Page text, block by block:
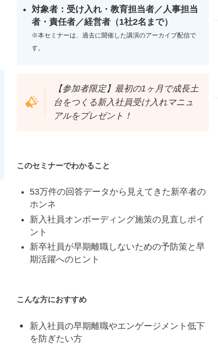
対象者： 受け入れ・教育担当者／人事担当
者・責任者／経営者（1社2名まで）
※本セミナーは、過去に開催した講演のアーカイブ配信で
す。
【参加者限定】最初の1ヶ月で成長土
台をつくる新入社員受け入れマニュ
アルをプレゼント！
このセミナーでわかること
53万件の回答データから見えてきた新卒者の
ホンネ
新入社員オンボーディング施策の見直しポイ
ント
新卒社員が早期離職しないための予防策と早
期活躍へのヒント
こんな方におすすめ
新入社員の早期離職やエンゲージメント低下
を防ぎたい方